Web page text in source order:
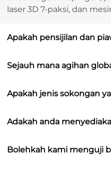
laser 3D 7-paksi, dan
Apakah pensijilan dan
Sejauh mana agihan
Apakah jenis sokongan
Adakah anda
Bolehkah kami menguji